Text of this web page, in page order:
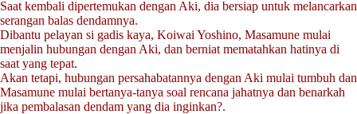
Saat kembali dipertemukan dengan Aki, dia bersiap untuk melancarkan
serangan balas dendamnya.
Dibantu pelayan si gadis kaya, Koiwai Yoshino, Masamune mulai
menjalin hubungan dengan Aki, dan berniat mematahkan hatinya di
saat yang tepat.
Akan tetapi, hubungan persahabatannya dengan Aki mulai tumbuh dan
Masamune mulai bertanya-tanya soal rencana jahatnya dan benarkah
jika pembalasan dendam yang dia inginkan?.